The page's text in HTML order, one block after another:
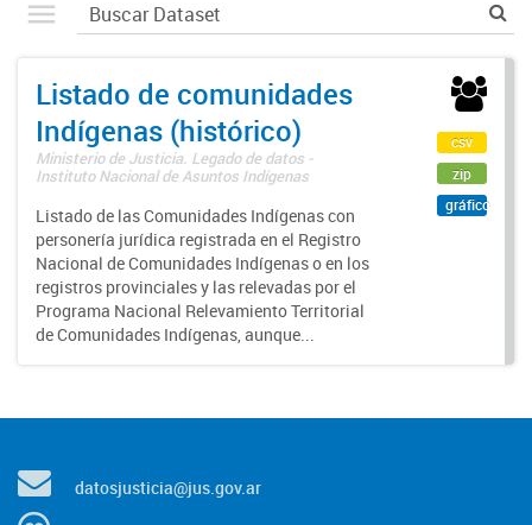
Listado de comunidades
Indígenas (histórico)
Ministerio de Justicia. Legado de datos -
Instituto Nacional de Asuntos Indígenas
Listado de las Comunidades Indígenas con
personería jurídica registrada en el Registro
Nacional de Comunidades Indígenas o en los
registros provinciales y las relevadas por el
Programa Nacional Relevamiento Territorial
de Comunidades Indígenas, aunque...
csv
zip
gráfico
datosjusticia@jus.gov.ar